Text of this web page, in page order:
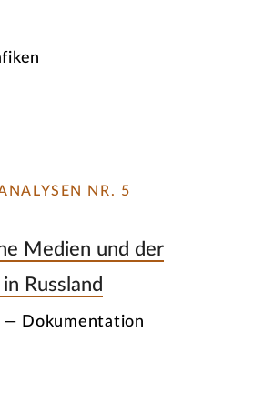
NR. 5
Medien und der
Russland
— Dokumentation